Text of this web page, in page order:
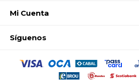
Mi Cuenta
Síguenos